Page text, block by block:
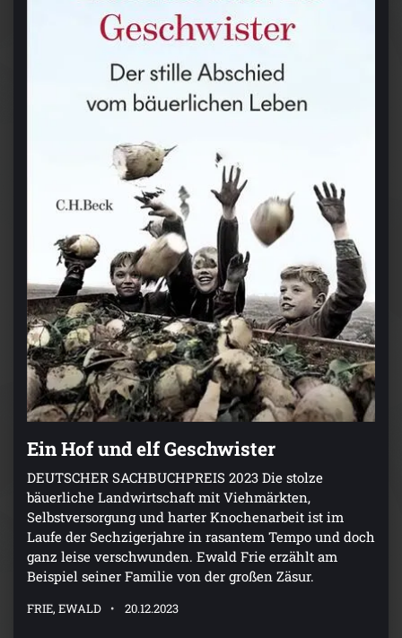
Ein Hof und elf Geschwister
DEUTSCHER SACHBUCHPREIS 2023 Die stolze
bäuerliche Landwirtschaft mit Viehmärkten,
Selbstversorgung und harter Knochenarbeit ist im
Laufe der Sechzigerjahre in rasantem Tempo und doch
ganz leise verschwunden. Ewald Frie erzählt am
Beispiel seiner Familie von der großen Zäsur.
FRIE, EWALD 20.12.2023